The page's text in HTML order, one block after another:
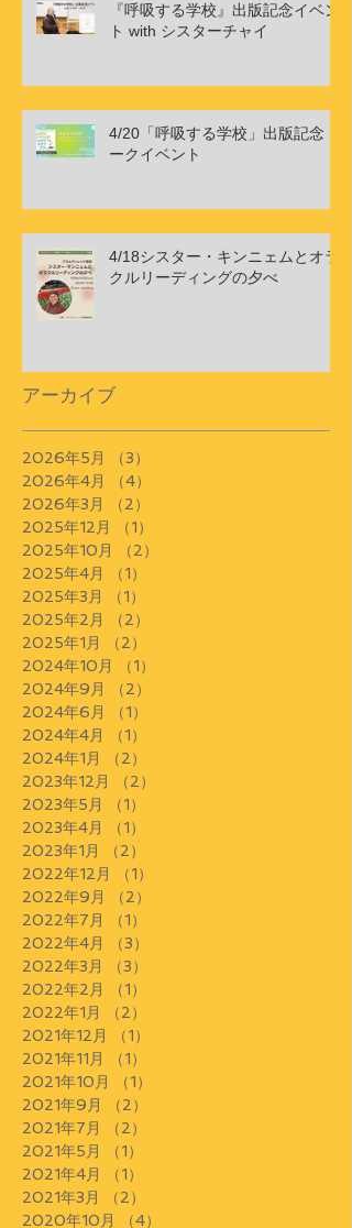
『呼吸する学校』出版記念イベン
ト with シスターチャイ
4/20「呼吸する学校」出版記念ト
ークイベント
4/18シスター・キンニェムとオラ
クルリーディングの夕べ
アーカイブ
2026年5月 （3）
2026年4月
（4）
2026年3月
（2）
2025年12月
（1）
2025年10月
（2）
2025年4月
（1）
2025年3月
（1）
2025年2月
（2）
2025年1月
（2）
2024年10月
（1）
2024年9月
（2）
2024年6月
（1）
2024年4月
（1）
2024年1月
（2）
2023年12月
（2）
2023年5月
（1）
2023年4月
（1）
2023年1月
（2）
2022年12月
（1）
2022年9月
（2）
2022年7月
（1）
2022年4月
（3）
2022年3月
（3）
2022年2月
（1）
2022年1月
（2）
2021年12月
（1）
2021年11月
（1）
2021年10月
（1）
2021年9月
（2）
2021年7月
（2）
2021年5月
（1）
2021年4月
（1）
2021年3月
（2）
2020年10月
（4）